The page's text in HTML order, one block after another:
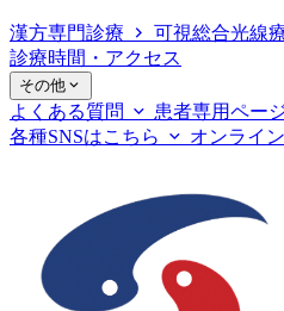
漢方専門診療 可視総合光線
診療時間・アクセス
その他
よくある質問 患者専用ペー
各種SNSはこちら
オンライ